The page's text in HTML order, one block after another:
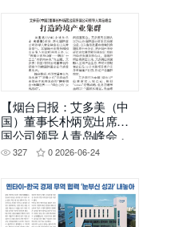
【烟台日报：艾多美（中
国）董事长朴炳宽出席跨
国公司领导人青岛峰会，
打造跨境产业集群】
327 0 2026-06-24